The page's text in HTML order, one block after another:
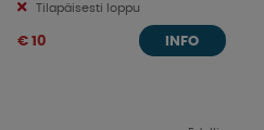
Tilapäisesti loppu
€ 10 INFO